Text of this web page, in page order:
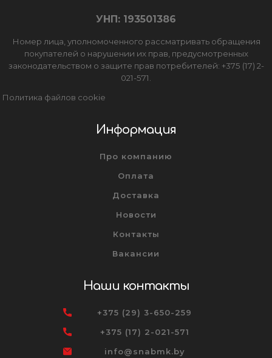
УНП: 193501386
Номер лица, уполномоченного рассматривать обращения
покупателей о нарушении их прав, предусмотренных
законодательством о защите прав потребителей: +375 (17) 2-
021-571.
Политика файлов cookie
Информация
Про компанию
Оплата
Доставка
Новости
Контакты
Вакансии
Наши контакты
+375 (29) 3-650-259
+375 (17) 2-021-571
info@snabmk.by